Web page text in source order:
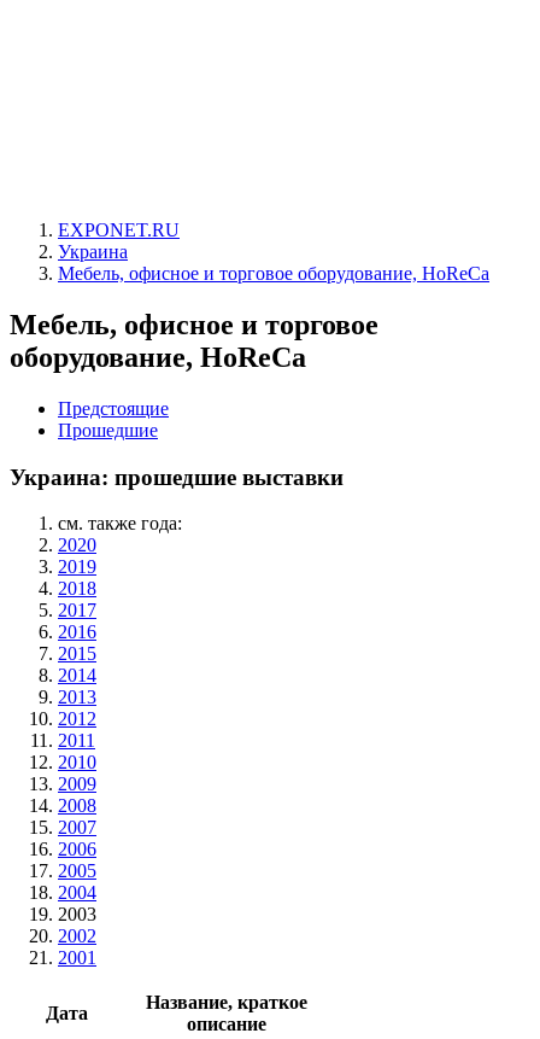
EXPONET.RU
Украина
Мебель, офисное и торговое оборудование, HoReCa
Мебель, офисное и торговое
оборудование, HoReCa
Предстоящие
Прошедшие
Украина: прошедшие выставки
см. также года:
2020
2019
2018
2017
2016
2015
2014
2013
2012
2011
2010
2009
2008
2007
2006
2005
2004
2003
2002
2001
Дата
Название, краткое
описание